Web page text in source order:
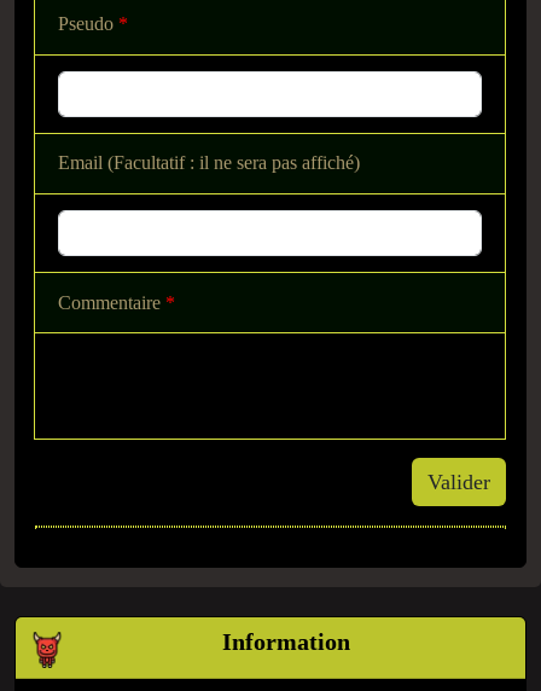
Information
Pseudo *
Email (Facultatif : il ne sera pas affiché)
Commentaire *
Valider